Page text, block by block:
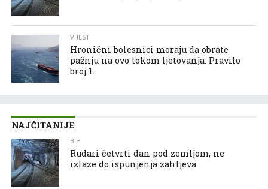
VIJESTI
Hronični bolesnici moraju da obrate
pažnju na ovo tokom ljetovanja: Pravilo
broj 1.
NAJČITANIJE
BIH
Rudari četvrti dan pod zemljom, ne
izlaze do ispunjenja zahtjeva